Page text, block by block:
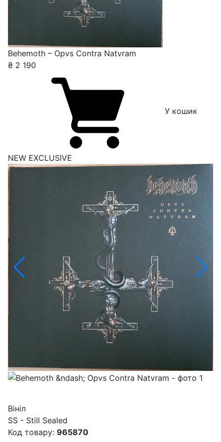
Behemoth – Opvs Contra Natvram
₴ 2 190
У кошик
NEW EXCLUSIVE
Вініл
SS - Still Sealed
Код товару: 965870